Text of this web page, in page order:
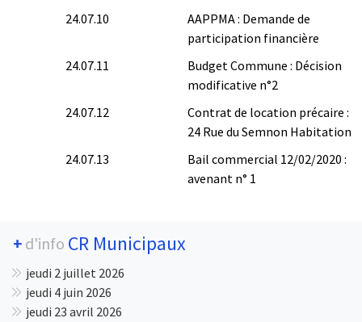
24.07.10
AAPPMA : Demande de
participation financière
24.07.11
Budget Commune : Décision
modificative n°2
24.07.12
Contrat de location précaire :
24 Rue du Semnon Habitation
24.07.13
Bail commercial 12/02/2020 :
avenant n° 1
+ d'info CR Municipaux
jeudi 2 juillet 2026
jeudi 4 juin 2026
jeudi 23 avril 2026